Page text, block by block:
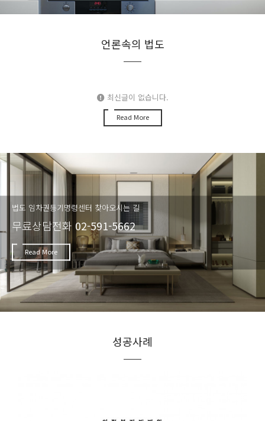
언론속의 법도
최신글이 없습니다.
Read More
법도 임차권등기명령센터 찾아오시는 길
무료상담전화 02-591-5662
Read More
성공사례